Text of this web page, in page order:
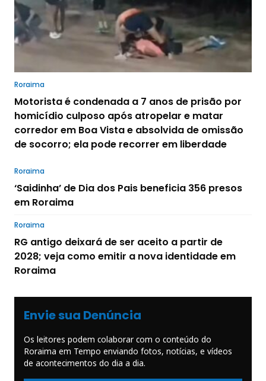
Roraima
Motorista é condenada a 7 anos de prisão por
homicídio culposo após atropelar e matar
corredor em Boa Vista e absolvida de omissão
de socorro; ela pode recorrer em liberdade
Roraima
‘Saidinha’ de Dia dos Pais beneficia 356 presos
em Roraima
Roraima
RG antigo deixará de ser aceito a partir de
2028; veja como emitir a nova identidade em
Roraima
Envie sua Denúncia
Os leitores podem colaborar com o conteúdo do
Roraima em Tempo enviando fotos, notícias, e vídeos
de acontecimentos do dia a dia.